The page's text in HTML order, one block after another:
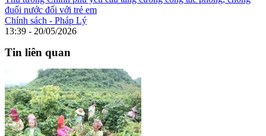
đuối nước đối với trẻ em
Chính sách - Pháp Lý
13:39 - 20/05/2026
Tin liên quan